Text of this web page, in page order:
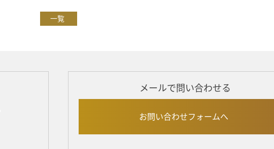
一覧
メールで問い合わせる
お問い合わせフォームへ